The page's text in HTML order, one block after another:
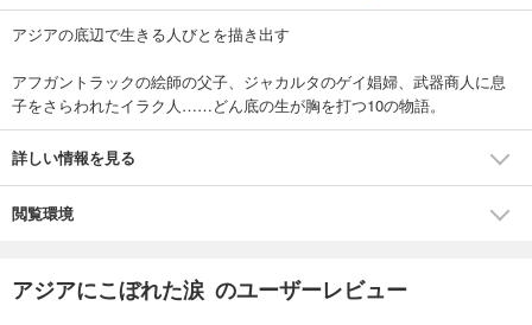
アジアの底辺で生きる人びとを描き出す
アフガントラックの絵師の父子、ジャカルタのゲイ娼婦、武器商人に息
子をさらわれたイラク人……どん底の生が胸を打つ10の物語。
詳しい情報を見る
閲覧環境
アジアにこぼれた涙 のユーザーレビュー